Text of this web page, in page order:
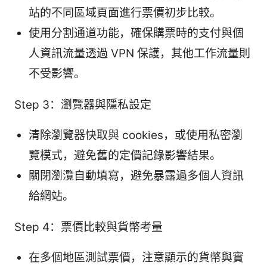
站的不同區域頁面進行票價初步比較。
使用分割通道功能，確保購票時的支付與個
人資訊流量透過 VPN 保護，其他工作流量則
不受影響。
Step 3：瀏覽器與隱私設定
清除瀏覽器快取與 cookies，或使用私密瀏
覽模式，避免舊的定價記錄影響結果。
關閉瀏灠自動填寫，避免暴露過多個人資訊
給網站。
Step 4：票價比較與貨幣考量
在多個地區測試票價，注意顯示的貨幣與實